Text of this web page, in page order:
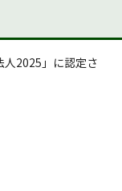
人2025」に認定さ